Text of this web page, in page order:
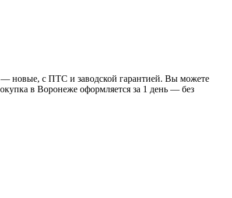
новые, с ПТС и заводской гарантией. Вы можете
в Воронеже оформляется за 1 день — без